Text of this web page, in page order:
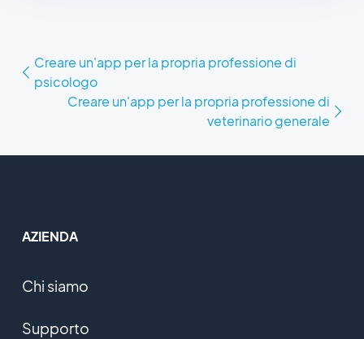
Creare un'app per la propria professione di
psicologo
Creare un'app per la propria professione di
veterinario generale
AZIENDA
Chi siamo
Supporto